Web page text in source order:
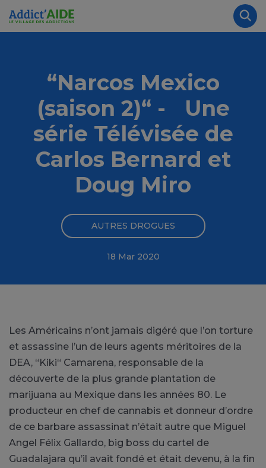
Aller au contenu principal
“Narcos Mexico
(saison 2)“ - Une
série Télévisée de
Carlos Bernard et
Doug Miro
AUTRES DROGUES
18 Mar 2020
Les Américains n’ont jamais digéré que l’on torture
et assassine l’un de leurs agents méritoires de la
DEA, “Kiki“ Camarena, responsable de la
découverte de la plus grande plantation de
marijuana au Mexique dans les années 80. Le
producteur en chef de cannabis et donneur d’ordre
de ce barbare assassinat n’était autre que Miguel
Angel Félix Gallardo, big boss du cartel de
Guadalajara qu’il avait fondé et était devenu, à la fin
Panneau de gestion des cookies